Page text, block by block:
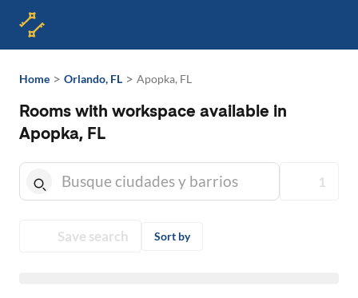
Home > Orlando, FL > Apopka, FL
Rooms with workspace available in
Apopka, FL
1
Save search Sort by